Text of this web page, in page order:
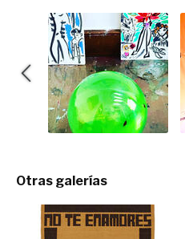
Otras galerías